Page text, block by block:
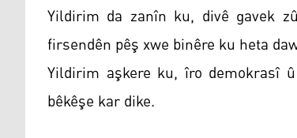
Yildirim da zanîn ku, divê gavek
firsendên pêş xwe binêre ku heta
Yildirim aşkere ku, îro demokrasî
bêkêşe kar dike.